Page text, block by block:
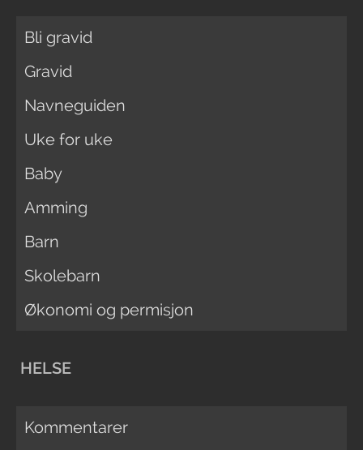
Bli gravid
Gravid
Navneguiden
Uke for uke
Baby
Amming
Barn
Skolebarn
Økonomi og permisjon
HELSE
Kommentarer